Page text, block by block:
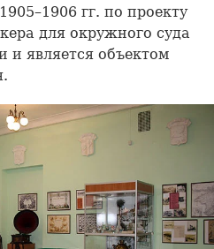
гг. по проекту
для окружного суда
и является объектом